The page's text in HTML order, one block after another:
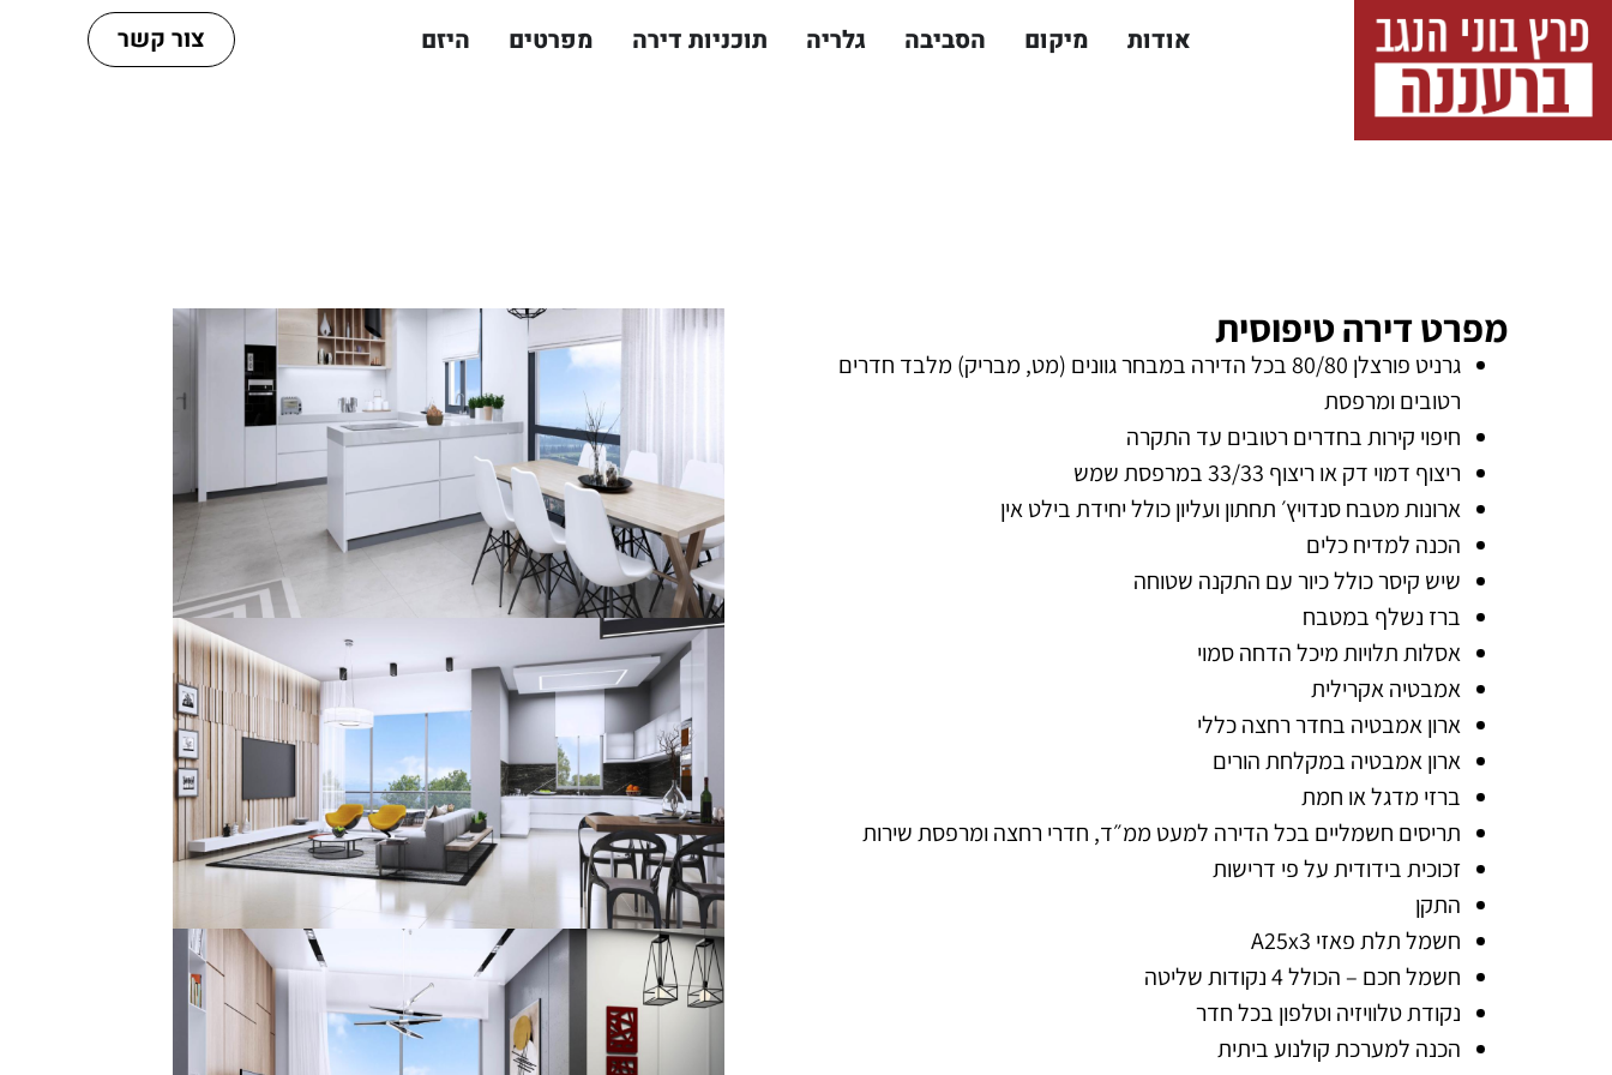
אודות מיקום הסביבה גלריה תוכניות דירה מפרטים היזם צור קשר
מפרט דירה טיפוסית
גרניט פורצלן 80/80 בכל הדירה במבחר גוונים (מט, מבריק) מלבד חדרים
רטובים ומרפסת
חיפוי קירות בחדרים רטובים עד התקרה
ריצוף דמוי דק או ריצוף 33/33 במרפסת שמש
ארונות מטבח סנדויץ׳ תחתון ועליון כולל יחידת בילט אין
הכנה למדיח כלים
שיש קיסר כולל כיור עם התקנה שטוחה
ברז נשלף במטבח
אסלות תלויות מיכל הדחה סמוי
אמבטיה אקרילית
ארון אמבטיה בחדר רחצה כללי
ארון אמבטיה במקלחת הורים
ברזי מדגל או חמת
תריסים חשמליים בכל הדירה למעט ממ״ד, חדרי רחצה ומרפסת שירות
זכוכית בידודית על פי דרישות
התקן
חשמל תלת פאזי A25x3
חשמל חכם – הכולל 4 נקודות שליטה
נקודת טלוויזיה וטלפון בכל חדר
הכנה למערכת קולנוע ביתית